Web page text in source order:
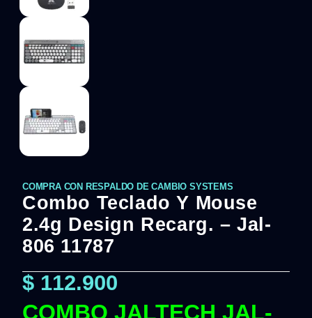
COMPRA CON RESPALDO DE CAMBIO SYSTEMS
Combo Teclado Y Mouse
2.4g Design Recarg. – Jal-
806 11787
$ 112.900
COMBO JALTECH JAL-